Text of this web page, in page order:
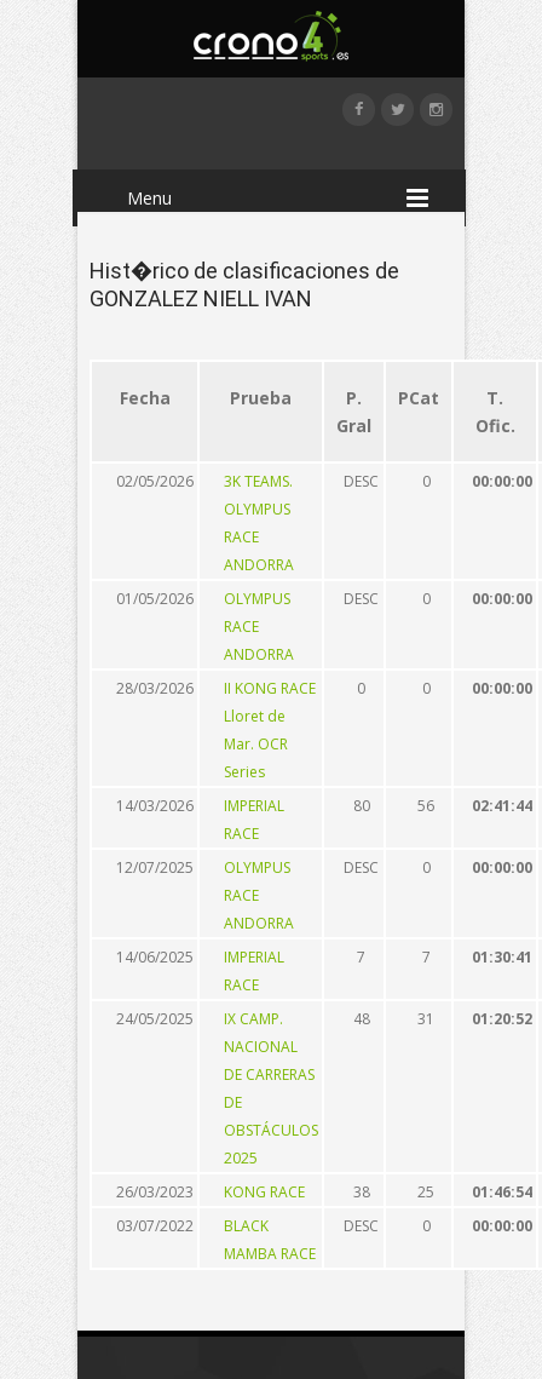
Menu
Hist�rico de clasificaciones de
GONZALEZ NIELL IVAN
Fecha Prueba
P.
Gral
PCat
T.
Ofic.
02/05/2026
3K TEAMS.
OLYMPUS
RACE
ANDORRA
DESC 0 00:00:00
01/05/2026
OLYMPUS
RACE
ANDORRA
DESC 0 00:00:00
28/03/2026
II KONG RACE
Lloret de
Mar. OCR
Series
0 0 00:00:00
14/03/2026
IMPERIAL
RACE
80 56 02:41:44
12/07/2025
OLYMPUS
RACE
ANDORRA
DESC 0 00:00:00
14/06/2025
IMPERIAL
RACE
7 7 01:30:41
24/05/2025
IX CAMP.
NACIONAL
DE CARRERAS
DE
OBSTÁCULOS
2025
48 31 01:20:52
26/03/2023 KONG RACE 38 25
01:46:54
03/07/2022
BLACK
MAMBA RACE
DESC 0 00:00:00